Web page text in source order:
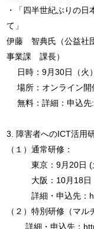
・「四半世紀ぶりの
て」
伊藤 智典氏（公益社
事業課 課長）
日時：9月30日（火
場所：オンライン開
無料：詳細：申込先
3. 障害者へのICT活用
（１）通常研修：
東京：9月20日 (土
大阪：10月18日 (
詳細・申込先：
（２）特別研修（マル
詳細・申込先：